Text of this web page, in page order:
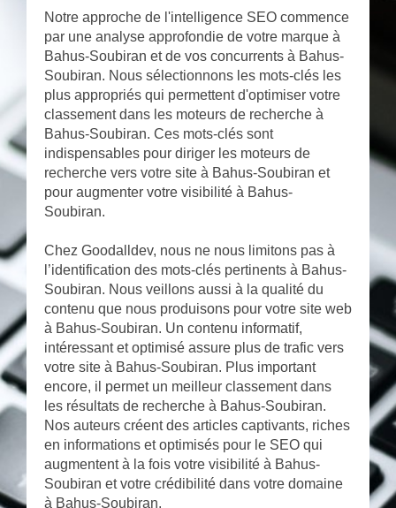
Notre approche de l'intelligence SEO commence
par une analyse approfondie de votre marque à
Bahus-Soubiran et de vos concurrents à Bahus-
Soubiran. Nous sélectionnons les mots-clés les
plus appropriés qui permettent d'optimiser votre
classement dans les moteurs de recherche à
Bahus-Soubiran. Ces mots-clés sont
indispensables pour diriger les moteurs de
recherche vers votre site à Bahus-Soubiran et
pour augmenter votre visibilité à Bahus-
Soubiran.
Chez Goodalldev, nous ne nous limitons pas à
l’identification des mots-clés pertinents à Bahus-
Soubiran. Nous veillons aussi à la qualité du
contenu que nous produisons pour votre site web
à Bahus-Soubiran. Un contenu informatif,
intéressant et optimisé assure plus de trafic vers
votre site à Bahus-Soubiran. Plus important
encore, il permet un meilleur classement dans
les résultats de recherche à Bahus-Soubiran.
Nos auteurs créent des articles captivants, riches
en informations et optimisés pour le SEO qui
augmentent à la fois votre visibilité à Bahus-
Soubiran et votre crédibilité dans votre domaine
à Bahus-Soubiran.